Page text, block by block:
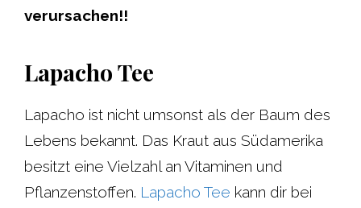
verursachen!!
Lapacho Tee
Lapacho ist nicht umsonst als der Baum des
Lebens bekannt. Das Kraut aus Südamerika
besitzt eine Vielzahl an Vitaminen und
Pflanzenstoffen. Lapacho Tee kann dir bei